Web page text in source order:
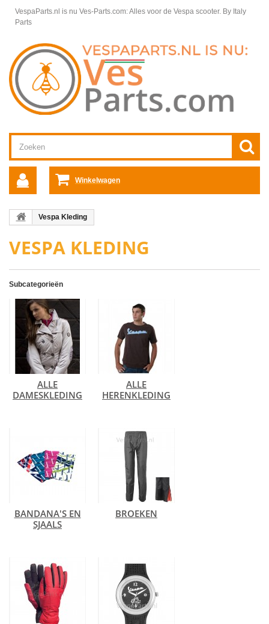
VespaParts.nl is nu Ves-Parts.com: Alles voor de Vespa scooter. By Italy
Parts
Winkelwagen
Vespa Kleding
VESPA KLEDING
Subcategorieën
ALLE
DAMESKLEDING
ALLE
HERENKLEDING
BANDANA'S EN
SJAALS
BROEKEN